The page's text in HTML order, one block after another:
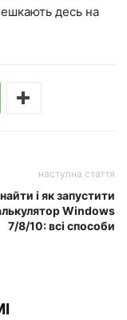
десь на
наступна стаття
і як запустити
Windows
7/8/10: всі способи